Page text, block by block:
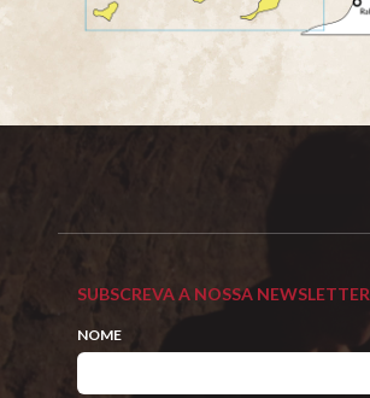
SUBSCREVA A NOSSA NEWSLETTER
NOME